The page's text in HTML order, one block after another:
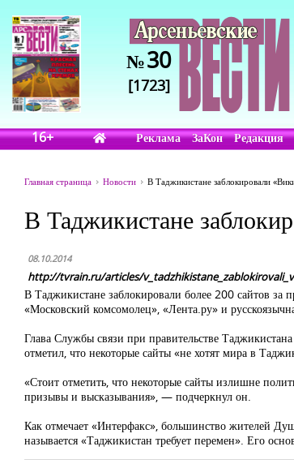
№30
[1723]
16+ Реклама ЗаКон Редакция
Главная страница Новости В Таджикистане заблокировали
В Таджикистане
08.10.2014
http://tvrain.ru/articles/
В Таджикистане заблокировали более 200 сайтов
«Московский комсомолец», «Лента.ру» и
Глава Службы связи при правительстве
отметил, что некоторые сайты «не хотят мира в
«Стоит отметить, что некоторые сайты излишне
призывы и высказывания», — подчеркнул он.
Как отмечает «Интерфакс», большинство жителей
называется «Таджикистан требует перемен». Его